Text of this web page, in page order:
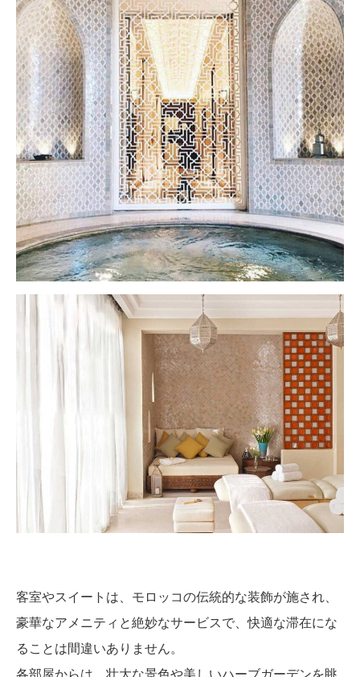
客室やスイートは、モロッコの伝統的な装飾が施され、
豪華なアメニティと絶妙なサービスで、快適な滞在にな
ることは間違いありません。